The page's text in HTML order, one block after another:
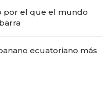
por el que el mundo
ecuatoriano más